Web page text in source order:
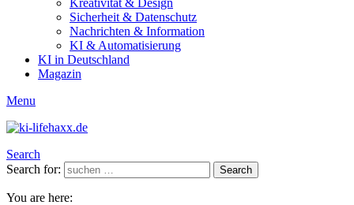
Kreativität & Design
Sicherheit & Datenschutz
Nachrichten & Information
KI & Automatisierung
KI in Deutschland
Magazin
Menu
Search
Search for:
Search
You are here: